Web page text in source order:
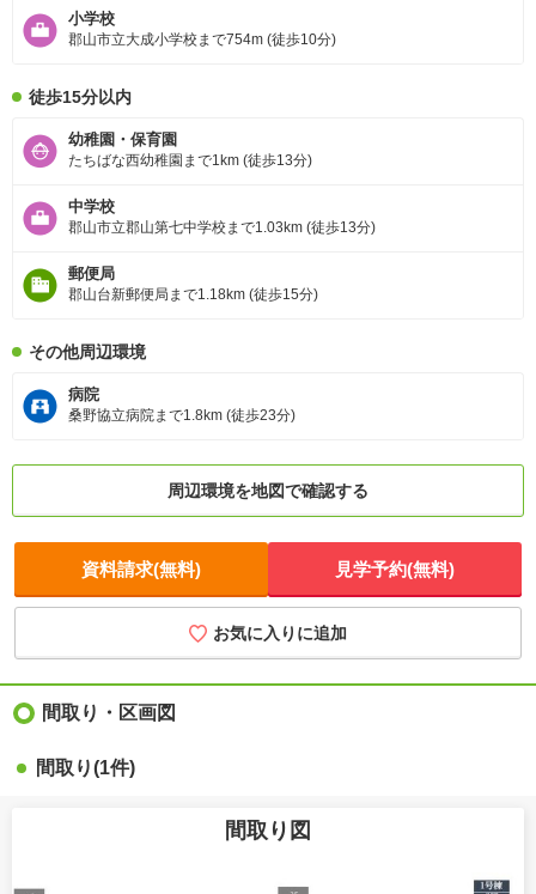
小学校
郡山市立大成小学校まで754m (徒歩10分)
徒歩15分以内
幼稚園・保育園
たちばな西幼稚園まで1km (徒歩13分)
中学校
郡山市立郡山第七中学校まで1.03km (徒歩13分)
郵便局
郡山台新郵便局まで1.18km (徒歩15分)
その他周辺環境
病院
桑野協立病院まで1.8km (徒歩23分)
周辺環境を地図で確認する
資料請求(無料) 見学予約(無料)
お気に入りに追加
間取り・区画図
間取り(1件)
間取り図